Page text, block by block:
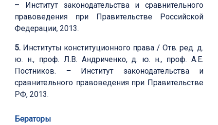
– Институт законодательства и сравнительного
правоведения при Правительстве Российской
Федерации, 2013.
5. Институты конституционного права / Отв. ред. д.
ю. н., проф. Л.В. Андриченко, д. ю. н., проф. А.Е.
Постников. – Институт законодательства и
сравнительного правоведения при Правительстве
РФ, 2013.
Бераторы